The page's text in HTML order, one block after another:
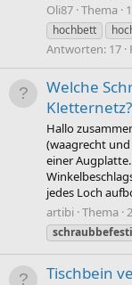
Oli87 Thema
hochbett
Antworten: 17
Welche
Kletternetz?
Hallo
(waagrecht
einer
jedes Loch
artibi Thema
Tischbein